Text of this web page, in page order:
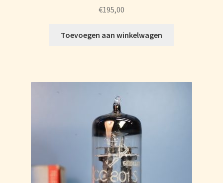
€195,00
Toevoegen aan winkelwagen